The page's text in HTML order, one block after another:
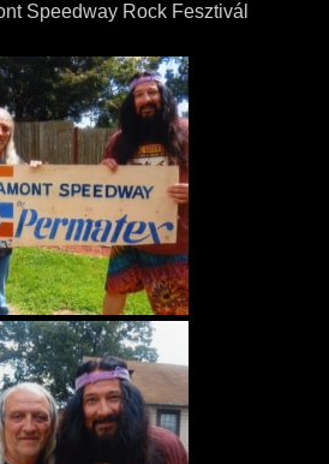
Speedway Rock Fesztivál